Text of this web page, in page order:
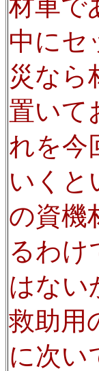
材車で
中にセ
災なら
置いて
れを今
いくと
の資機
るわけ
はない
救助用
に次い